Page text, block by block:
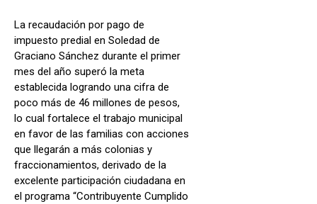
La recaudación por pago de
impuesto predial en Soledad de
Graciano Sánchez durante el primer
mes del año superó la meta
establecida logrando una cifra de
poco más de 46 millones de pesos,
lo cual fortalece el trabajo municipal
en favor de las familias con acciones
que llegarán a más colonias y
fraccionamientos, derivado de la
excelente participación ciudadana en
el programa “Contribuyente Cumplido